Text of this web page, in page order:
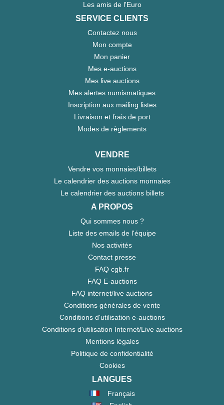
Les amis de l'Euro
SERVICE CLIENTS
Contactez nous
Mon compte
Mon panier
Mes e-auctions
Mes live auctions
Mes alertes numismatiques
Inscription aux mailing listes
Livraison et frais de port
Modes de règlements
VENDRE
Vendre vos monnaies/billets
Le calendrier des auctions monnaies
Le calendrier des auctions billets
A PROPOS
Qui sommes nous ?
Liste des emails de l'équipe
Nos activités
Contact presse
FAQ cgb.fr
FAQ E-auctions
FAQ internet/live auctions
Conditions générales de vente
Conditions d'utilisation e-auctions
Conditions d'utilisation Internet/Live auctions
Mentions légales
Politique de confidentialité
Cookies
LANGUES
Français